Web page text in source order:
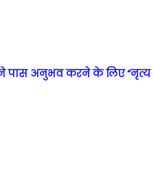
पास अनुभव करने के लिए “नृत्य